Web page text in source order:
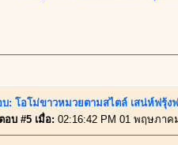
บ: โอโม่ขาวหมวยตามสไตล์ เสน่ห์ฟรุ้ง
ตอบ #5 เมื่อ: 02:16:42 PM 01 พฤษภาค